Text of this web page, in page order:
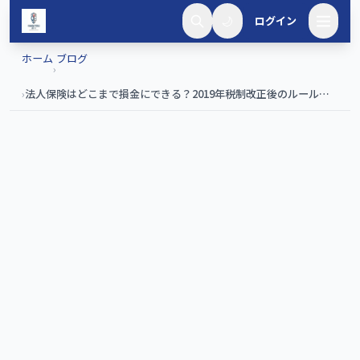
メインコンテンツへスキップ
ログイン
ホーム
›
ブログ
›法人保険はどこまで損金にできる？2019年税制改正後のルールを